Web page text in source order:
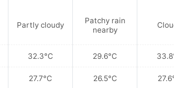
Partly cloudy
32.3°C
27.7°C
Patchy rain
nearby
29.6°C
26.5°C